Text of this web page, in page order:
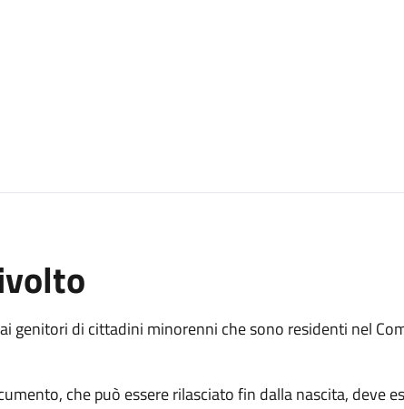
genitori di cittadini minorenni che sono residenti nel
che può essere rilasciato fin dalla nascita, deve